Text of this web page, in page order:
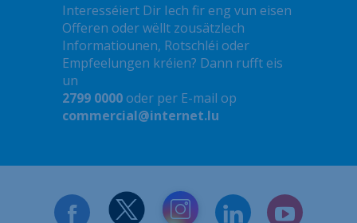
Interesséiert Dir Iech fir eng vun eisen
Offeren oder wëllt zousätzlech
Informatiounen, Rotschléi oder
Empfeelungen kréien? Dann rufft eis
un
2799 0000 oder per E-mail op
commercial@internet.lu